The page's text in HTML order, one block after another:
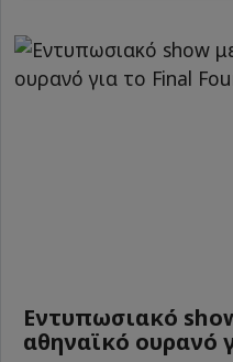
Εντυπωσιακό
αθηναϊκό ουρανό